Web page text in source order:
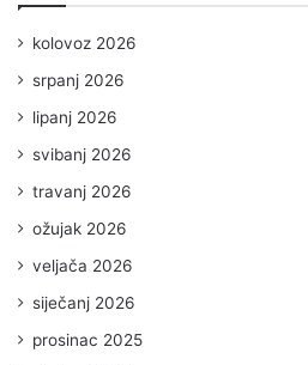
kolovoz 2026
srpanj 2026
lipanj 2026
svibanj 2026
travanj 2026
ožujak 2026
veljača 2026
siječanj 2026
prosinac 2025